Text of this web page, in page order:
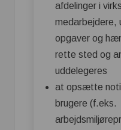
afdelinger i
medarbejdere,
opgaver og
rette sted og
uddelegeres
at opsætte
brugere (f.eks.